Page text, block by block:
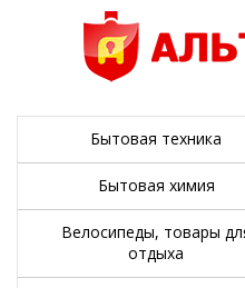
Бытовая техника
Бытовая химия
Велосипеды, товары
отдыха